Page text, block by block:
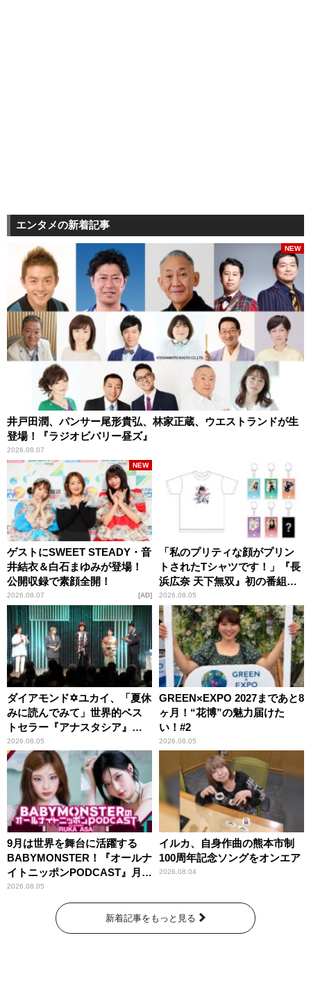
エンタメの新着記事
井戸田潤、パンサー尾形貴弘、林家正蔵、ウエストランドが生
登場！『ラジオビバリー昼ズ』
2026.08.07
NEW
ゲストにSWEET STEADY・音
井結衣＆白石まゆみが登場！
公開収録で素顔全開！
2026.08.07
NEW
AD
「私のプリティな顔がプリン
トされたTシャツです！」『長
浜広奈 天下無双』初の番組グ
ッズ発売
2026.08.05
ダイアモンド✡ユカイ、「夏休
みに読んでみて」世界的ベス
トセラー『アナスタシア』を
紹介
2026.08.05
GREEN×EXPO 2027まであと8
ヶ月！“花博”の魅力届けた
い！#2
2026.08.05
9月は世界を舞台に活躍する
BABYMONSTER！『オールナ
イトニッポンPODCAST』月替
わりパーソナリティ
2026.08.05
イルカ、自身作曲の熊本市制
100周年記念ソングをオンエア
2026.08.04
新着記事をもっと見る